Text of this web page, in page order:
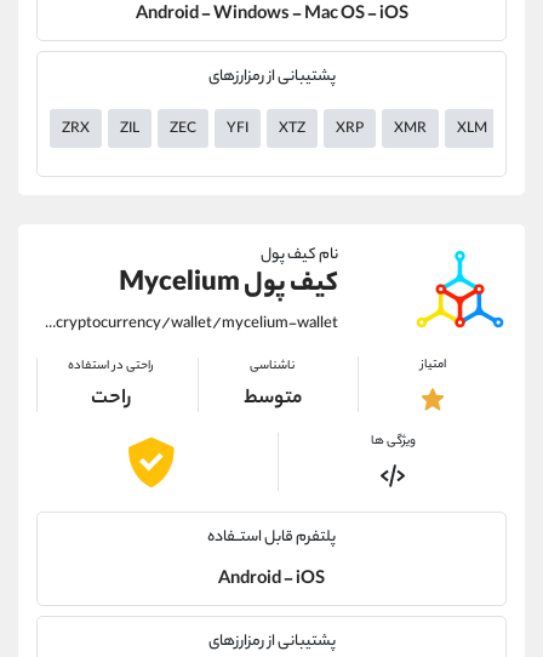
Android - Windows - Mac OS - iOS
پشتیبانی از رمزارزهای
ZRX ZIL ZEC YFI XTZ XRP XMR XLM
نام کیف پول
کیف پول Mycelium
https://alirezamehrabi.com/cryptocurrency/wallet/mycelium-wallet
امتیاز ناشناسی
متوسط
راحتی در استفاده
راحت
ویژگی ها
پلتفرم قابل استــفاده
Android - iOS
پشتیبانی از رمزارزهای